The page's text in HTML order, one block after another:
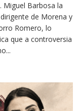
Miguel Barbosa la
de Morena y
Romero, lo
que a controversia